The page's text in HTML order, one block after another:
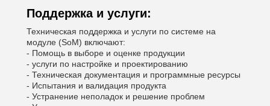
Поддержка и услуги:
Техническая поддержка и услуги по системе на
модуле (SoM) включают:
- Помощь в выборе и оценке продукции
- услуги по настройке и проектированию
- Техническая документация и программные ресурсы
- Испытания и валидация продукта
- Устранение неполадок и решение проблем